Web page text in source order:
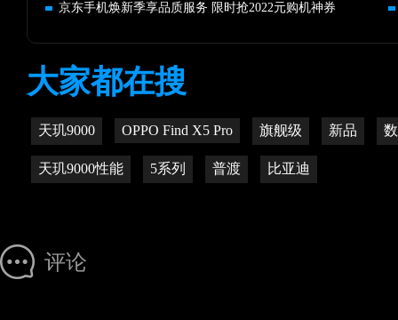
京东手机焕新季享品质服务 限时抢2022元购机神券
大家都在搜
天玑9000 OPPO Find X5 Pro 旗舰级 新品
天玑9000性能 5系列 普渡 比亚迪
评论